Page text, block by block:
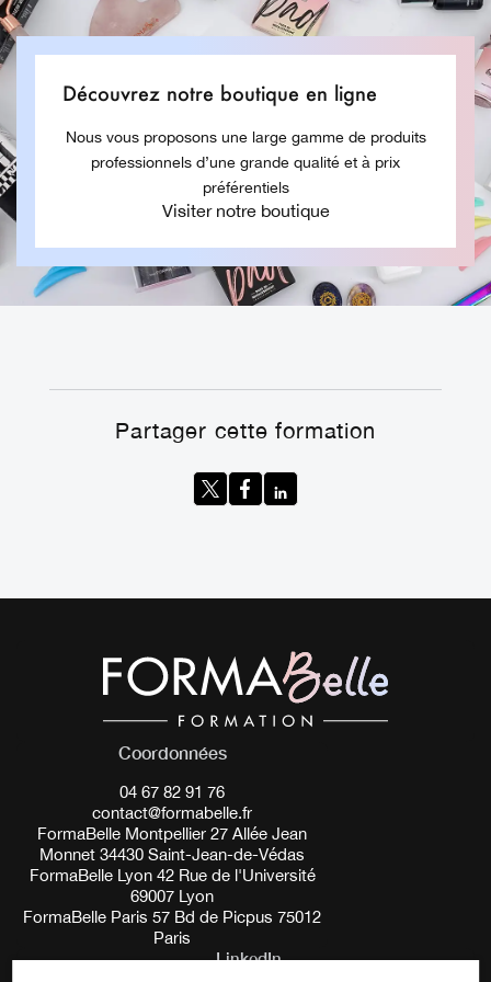
Découvrez notre boutique en ligne
Nous vous proposons une large gamme de produits
professionnels d’une grande qualité et à prix
préférentiels
Visiter notre boutique
Partager cette formation
LinkedIn
Coordonnées
04 67 82 91 76
contact@formabelle.fr
FormaBelle Montpellier 27 Allée Jean
Monnet 34430 Saint-Jean-de-Védas
FormaBelle Lyon 42 Rue de l'Université
69007 Lyon
FormaBelle Paris 57 Bd de Picpus 75012
Paris